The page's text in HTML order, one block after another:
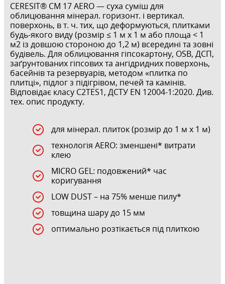
CERESIT® CМ 17 AERO — суха суміш для
облицювання мінерал. горизонт. і вертикал.
поверхонь, в т. ч. тих, що деформуються, плитками
будь-якого виду (розмір ≤ 1 м х 1 м або площа < 1
м2 із довшою стороною до 1,2 м) всередині та зовні
будівель. Для облицювання гіпсокартону, OSB, ДСП,
заґрунтованих гіпсових та ангідридних поверхонь,
басейнів та резервуарів, методом «плитка по
плитці», підлог з підігрівом, печей та камінів.
Відповідає класу C2TES1, ДСТУ EN 12004-1:2020. Див.
тех. опис продукту.
для мінерал. плиток (розмір до 1 м х 1 м)
технологія AERO: зменшені* витрати
клею
MICRO GEL: подовжений* час
коригування
LOW DUST – на 75% менше пилу*
товщина шару до 15 мм
оптимально розтікається під плиткою